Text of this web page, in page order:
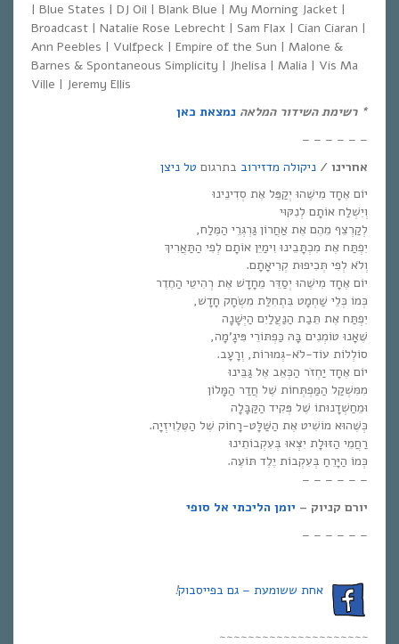
| Blue States | DJ Oil | Blank Blue | My Morning Jacket |
Broadcast | Natalie Rose Lebrecht | Sam Flax | Cian Ciaran |
Ann Peebles | Vulfpeck | Empire of the Sun | Malone &
Barnes & Spontaneous Simplicity | Jhelisa | Malia | Vis Ma
Ville | Jeremy Ellis
* רשימת השידור המלאה נמצאת כאן
– – – – – –
אחרינו / ניקולה מדזירוב בתרגום טל ניצן
יוֹם אֶחָד מִישֶׁהוּ יְקַפֵּל אֶת סְדִינֵינוּ
וְיִשְׁלַח אוֹתָם לְנִקּוּי
לְקַרְצֵף מֵהֶם אֶת אַחֲרוֹן גַּרְגְּרֵי הַמֶּלַח,
יִפְתַּח אֶת מִכְתָּבֵינוּ וִימַיֵּן אוֹתָם לְפִי הַתַּאֲרִיךְ
וְלֹא לְפִי תְּכִיפוּת קְרִיאָתָם.
יוֹם אֶחָד מִישֶׁהוּ יְסַדֵּר מֵחָדָשׁ אֶת רְהִיטֵי הַחֶדֶר
כְּמוֹ כְּלֵי שַׁחְמָט בִּתְחִלַּת מִשְׂחָק חָדָשׁ,
יִפְתַּח אֶת תֵּבַת הַנַּעֲלַיִם הַיְּשָׁנָה
שֶׁאָנוּ טוֹמְנִים בָּהּ כַּפְתּוֹרֵי פִּיגָ’מָה,
סוֹלְלוֹת עוֹד-לֹא-גְּמוּרוֹת, וְרָעָב.
יוֹם אֶחָד יַחְזֹר הַכְּאֵב אֶל גַּבֵּינוּ
מִמִּשְׁקַל הַמַּפְתְּחוֹת שֶׁל חֲדַר הַמָּלוֹן
וּמֵחַשְׁדָנוּתוֹ שֶׁל פְּקִיד הַקַּבָּלָה
כְּשֶׁהוּא מוֹשִׁיט אֶת הַשַּׁלָּט-רָחוֹק שֶׁל הַטֶּלֶוִיזְיָה.
רַחֲמֵי הַזּוּלָת יִצְּאוּ בְּעִקְבוֹתֵינוּ
כְּמוֹ הַיָּרֵחַ בְּעִקְבוֹת יֶלֶד תּוֹעֶה.
– – – – – –
יורם קניוק – יומן הליכתי אל סופי
– – – – – –
אחת ששומעת – גם בפייסבוק!
~~~~~~~~~~~~~~~~~~~~~